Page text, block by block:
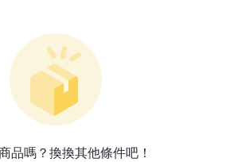
品嗎？換換其他條件吧！